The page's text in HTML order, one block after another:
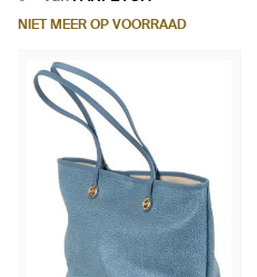
NIET MEER OP VOORRAAD